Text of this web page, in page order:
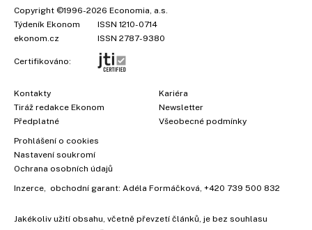
Copyright ©1996-2026 Economia, a.s.
Týdeník Ekonom
ISSN 1210-0714
ekonom.cz
ISSN 2787-9380
Certifikováno:
Kontakty
Tiráž redakce Ekonom
Předplatné
Kariéra
Newsletter
Všeobecné podmínky
Prohlášení o cookies
Nastavení soukromí
Ochrana osobních údajů
Inzerce , obchodní garant: Adéla Formáčková +420 739 500 832
Jakékoliv užití obsahu, včetně převzetí článků, je bez souhlasu